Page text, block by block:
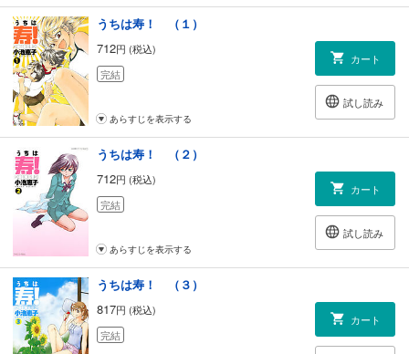
うちは寿！ （１）
712円 (税込)
完結
カート
試し読み
あらすじを表示する
うちは寿！ （２）
712円 (税込)
完結
カート
試し読み
あらすじを表示する
うちは寿！ （３）
817円 (税込)
完結
カート